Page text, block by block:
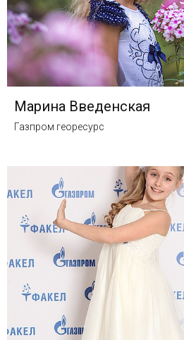
Марина Введенская
Газпром георесурс